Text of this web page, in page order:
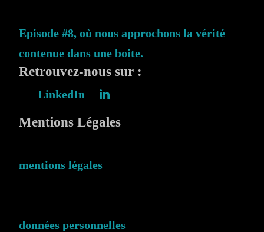
Episode #8, où nous approchons la vérité
contenue dans une boite.
Retrouvez-nous sur :
LinkedIn
Mentions Légales
mentions légales
données personnelles